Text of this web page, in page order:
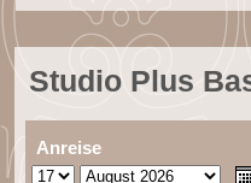
Studio Plus
Anreise